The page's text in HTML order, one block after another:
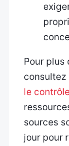
Pour plus
consultez
le
sources
jour pour